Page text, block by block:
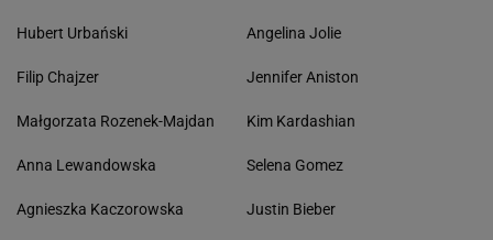
Hubert Urbański
Filip Chajzer
Małgorzata Rozenek-Majdan
Anna Lewandowska
Agnieszka Kaczorowska
Angelina Jolie
Jennifer Aniston
Kim Kardashian
Selena Gomez
Justin Bieber